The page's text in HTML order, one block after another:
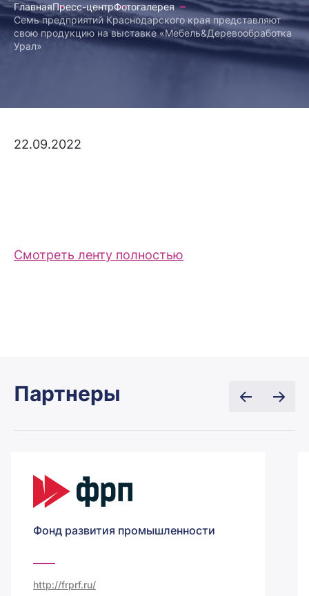
ГлавнаяПресс-центрФотогалерея
Семь предприятий Краснодарского края представляют
свою продукцию на выставке «Мебель&Деревообработка
Урал»
22.09.2022
Смотреть ленту полностью
Партнеры
Фонд развития промышленности
http://frprf.ru/